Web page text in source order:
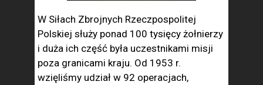
W Siłach Zbrojnych Rzeczpospolitej
Polskiej służy ponad 100 tysięcy żołnierzy
i duża ich część była uczestnikami misji
poza granicami kraju. Od 1953 r.
wzięliśmy udział w 92 operacjach,